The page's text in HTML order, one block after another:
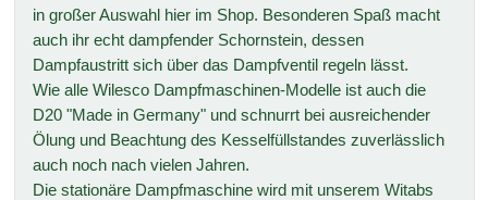
in großer Auswahl hier im Shop. Besonderen Spaß macht
auch ihr echt dampfender Schornstein, dessen
Dampfaustritt sich über das Dampfventil regeln lässt.
Wie alle Wilesco Dampfmaschinen-Modelle ist auch die
D20 "Made in Germany" und schnurrt bei ausreichender
Ölung und Beachtung des Kesselfüllstandes zuverlässlich
auch noch nach vielen Jahren.
Die stationäre Dampfmaschine wird mit unserem Witabs